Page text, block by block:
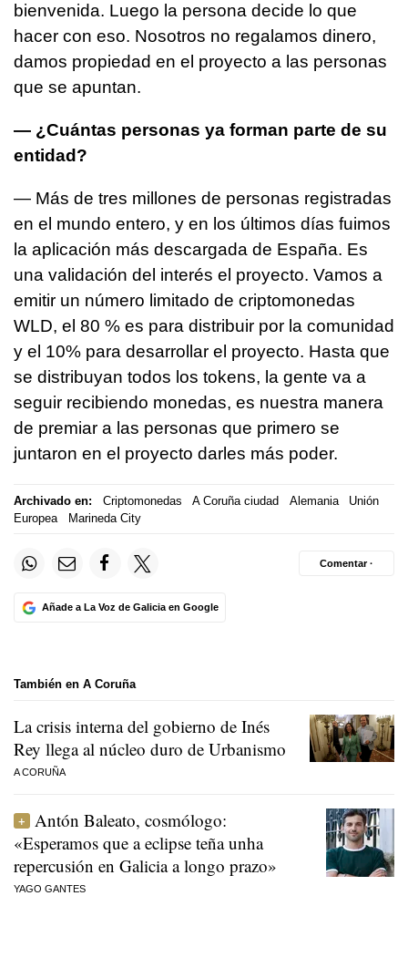
bienvenida. Luego la persona decide lo que
hacer con eso. Nosotros no regalamos dinero,
damos propiedad en el proyecto a las personas
que se apuntan.
— ¿Cuántas personas ya forman parte de su
entidad?
— Más de tres millones de personas registradas
en el mundo entero, y en los últimos días fuimos
la aplicación más descargada de España. Es
una validación del interés el proyecto. Vamos a
emitir un número limitado de criptomonedas
WLD, el 80 % es para distribuir por la comunidad
y el 10% para desarrollar el proyecto. Hasta que
se distribuyan todos los tokens, la gente va a
seguir recibiendo monedas, es nuestra manera
de premiar a las personas que primero se
juntaron en el proyecto darles más poder.
Archivado en: Criptomonedas A Coruña ciudad Alemania
Unión
Europea
Marineda City
Añade a La Voz de Galicia en Google
Comentar ·
También en A Coruña
La crisis interna del gobierno de Inés
Rey llega al núcleo duro de Urbanismo
A CORUÑA
Antón Baleato, cosmólogo:
«Esperamos que a eclipse teña unha
repercusión en Galicia a longo prazo»
YAGO GANTES